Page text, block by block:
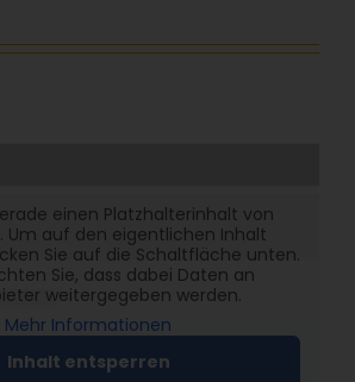
einen Platzhalterinhalt von
. Um auf den eigentlichen Inhalt
Sie auf die Schaltfläche unten.
Sie, dass dabei Daten an
weitergegeben werden.
Mehr Informationen
Inhalt entsperren